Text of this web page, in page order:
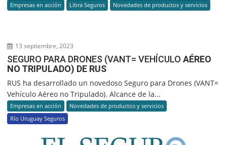
Empresas en acción Libra Seguros Novedades de productos y servicios
13 septiembre, 2023
SEGURO PARA DRONES (VANT= VEHÍCULOAÉREO
NO TRIPULADO) DE RUS
RUS ha desarrollado un novedoso Seguro para Drones (VANT=
Vehículo Aéreo no Tripulado). Alcance de la...
Empresas en acción
Novedades de productos y servicios
Río Uruguay Seguros